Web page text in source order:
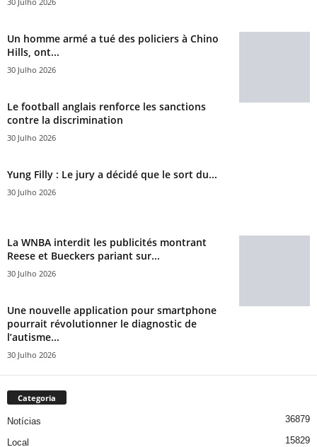
Un homme armé a tué des policiers à Chino
Hills, ont...
30 Julho 2026
Le football anglais renforce les sanctions
contre la discrimination
30 Julho 2026
Yung Filly : Le jury a décidé que le sort du...
30 Julho 2026
La WNBA interdit les publicités montrant
Reese et Bueckers pariant sur...
30 Julho 2026
Une nouvelle application pour smartphone
pourrait révolutionner le diagnostic de
l’autisme...
30 Julho 2026
Categoria
Notícias 36879
Local 15829